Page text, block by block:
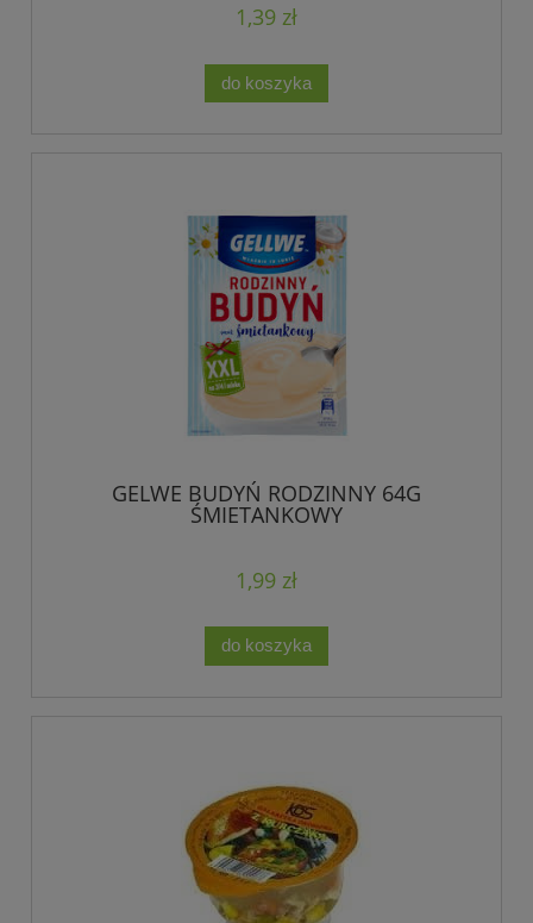
1,39 zł
do koszyka
GELWE BUDYŃ RODZINNY 64G
ŚMIETANKOWY
1,99 zł
do koszyka